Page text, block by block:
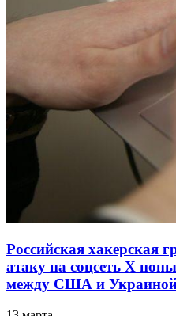
Российская хакерская
атаку на соцсеть Х
между США и